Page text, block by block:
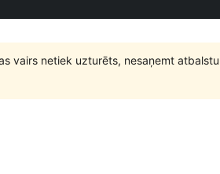
vairs netiek uzturēts, nesaņemt